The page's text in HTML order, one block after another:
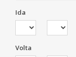
Ida
Volta